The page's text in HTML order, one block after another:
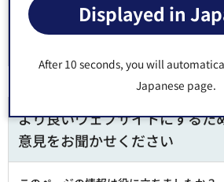
Displayed in
After 10 seconds, you will
Japanese page.
より良いウェブサイトにするた
意見をお聞かせください